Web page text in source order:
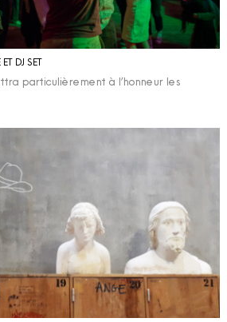
DJ SET
particulièrement à l’honneur les